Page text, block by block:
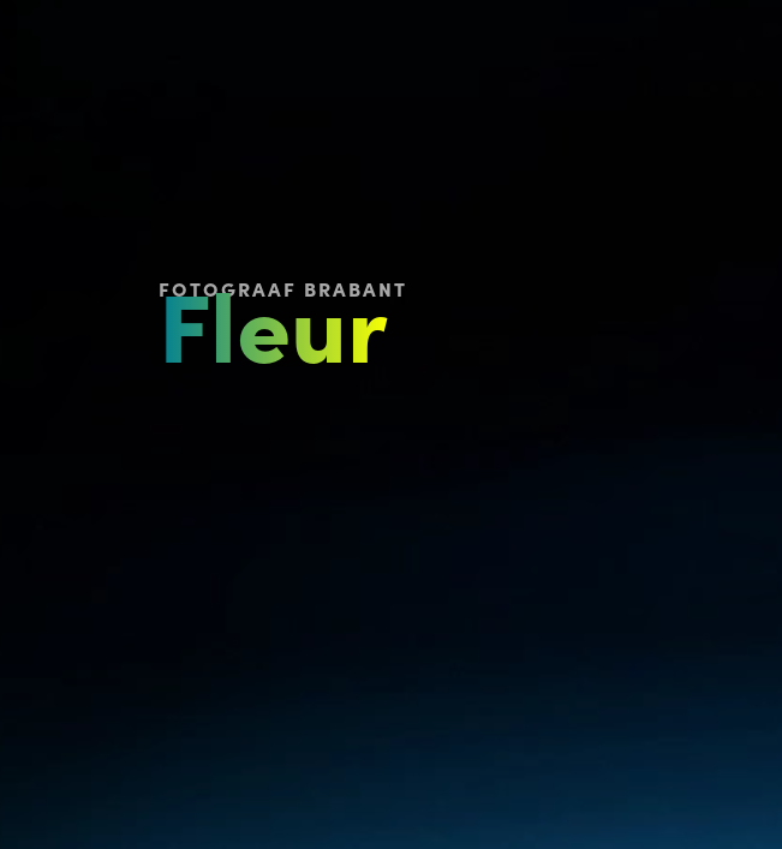
FOTOGRAAF BRABANT
Fleur